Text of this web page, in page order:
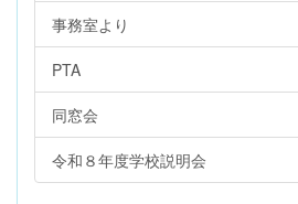
事務室より
PTA
同窓会
令和８年度学校説明会